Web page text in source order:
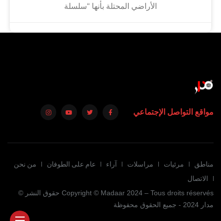
الأراضي المحتلة بأنها “سلسلة
مواقع التواصل الإجتماعي
مناطق مرئيات مراسلات آراء عام على الطوفان
من نحن
الاتصال
Copyright © Madaar 2024 – Tous droits réservés حقوق النشر ©
مدار 2024 - جميع الحقوق محفوظة